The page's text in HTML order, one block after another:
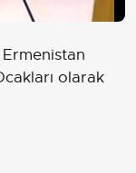
olarak